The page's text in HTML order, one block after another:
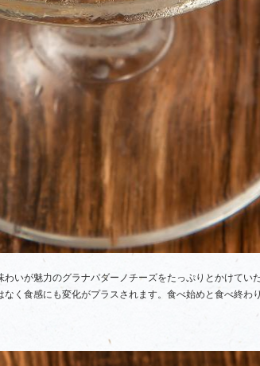
いが魅力のグラナパダーノチーズをたっぷりとかけてい
く食感にも変化がプラスされます。食べ始めと食べ終わ